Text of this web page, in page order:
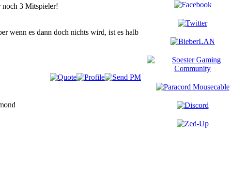
noch 3 Mitspieler!
wenn es dann doch nichts wird, ist es halb